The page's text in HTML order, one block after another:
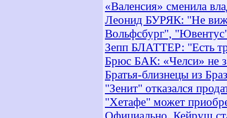
«Валенсия» сменила
Леонид БУРЯК: "Не
Вольфсбург",
Зепп БЛАТТЕР: "Есть
Брюс БАК: «Челси» не
Братья-близнецы из
"Зенит" отказался
"Хетафе" может